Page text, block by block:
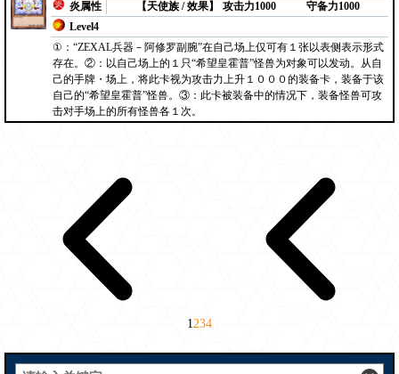
炎属性
【天使族 / 效果】
Level4
攻击力1000 守备力1000
①：“ZEXAL兵器－阿修罗副腕”在自己场上仅可有１张以表侧表示形式
存在。②：以自己场上的１只“希望皇霍普”怪兽为对象可以发动。从自
己的手牌・场上，将此卡视为攻击力上升１０００的装备卡，装备于该
自己的“希望皇霍普”怪兽。③：此卡被装备中的情况下，装备怪兽可攻
击对手场上的所有怪兽各１次。
1234